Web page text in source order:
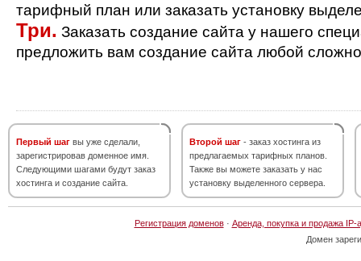
тарифный план или заказать установку
Три. Заказать создание сайта у нашего
предложить вам создание сайта любой
Первый шаг вы уже сделали,
зарегистрировав доменное имя.
Следующими шагами будут заказ
хостинга и создание сайта.
Второй шаг - заказ хостинга из
предлагаемых тарифных планов.
Также вы можете заказать у нас
установку выделенного сервера.
Регистрация доменов· Аренда, покупка и продажа IP-
Домен